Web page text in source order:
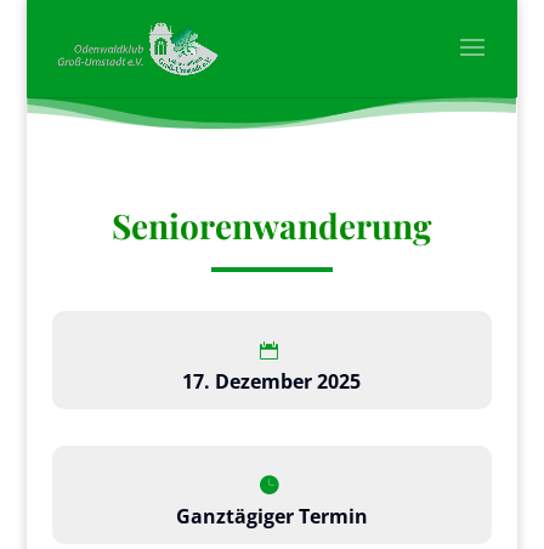
Seniorenwanderung
17. Dezember 2025
Ganztägiger Termin